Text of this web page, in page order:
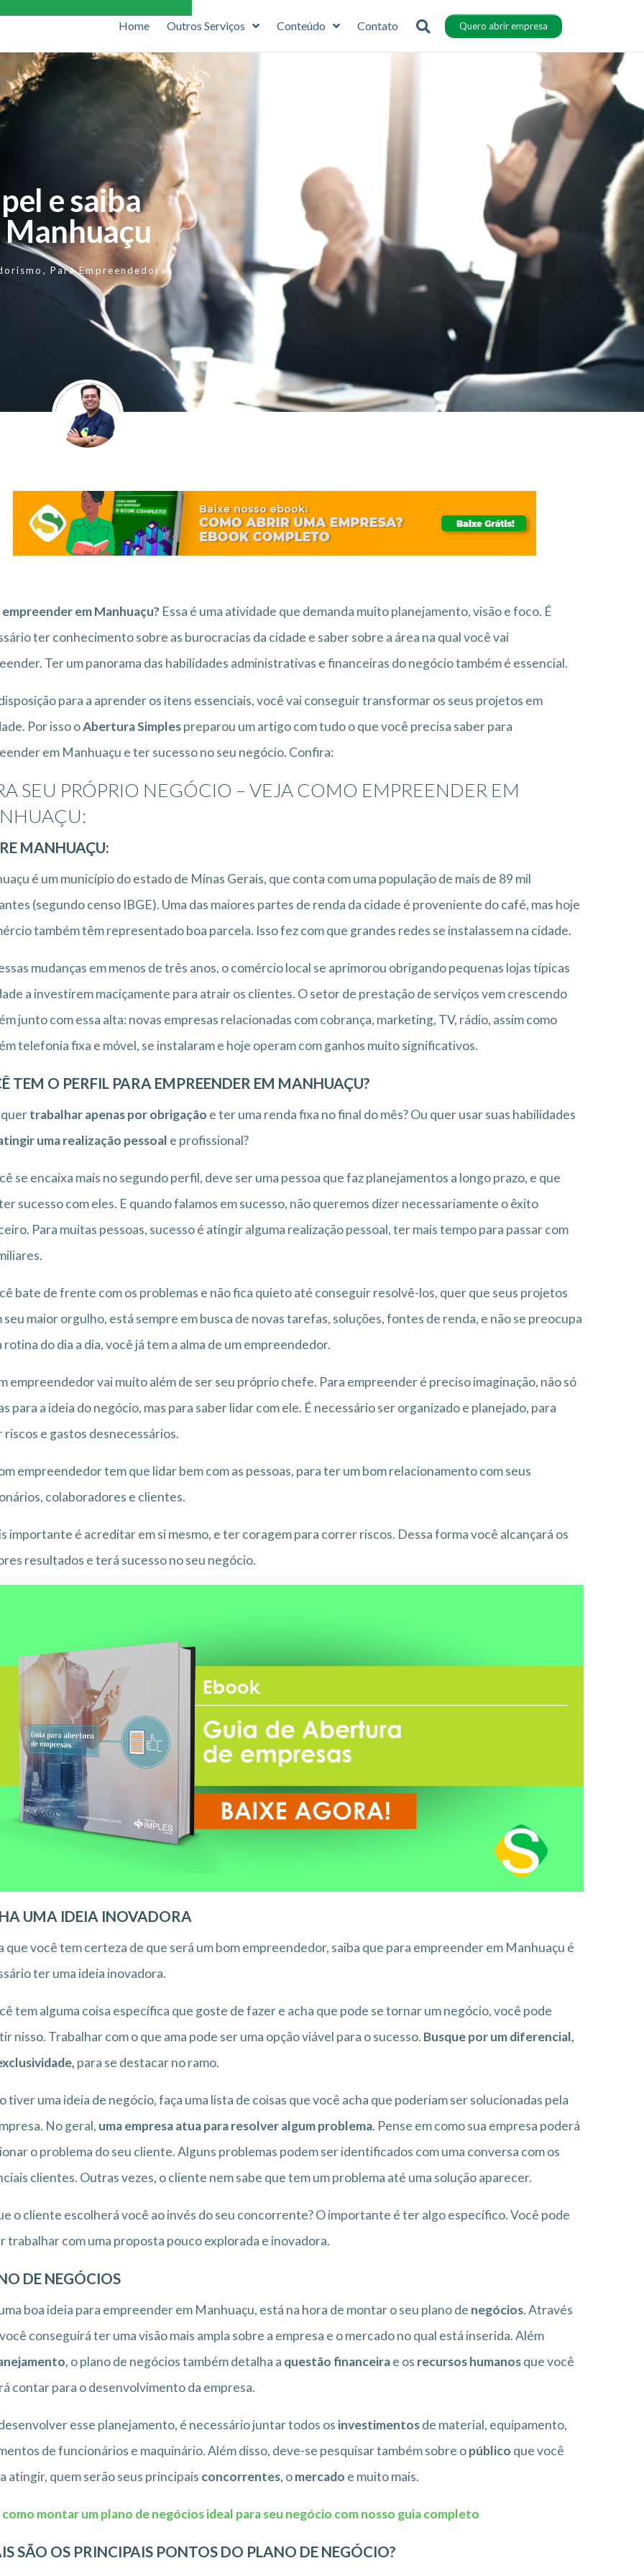
Home Outros Serviços Conteúdo Contato Quero abrir empresa
e saiba
, Para Empreendedores
em Manhuaçu? Essa é uma atividade que demanda muito planejamento, visão e foco. É
ter conhecimento sobre as burocracias da cidade e saber sobre a área na qual você vai
Ter um panorama das habilidades administrativas e financeiras do negócio também é essencial.
para a aprender os itens essenciais, você vai conseguir transformar os seus projetos em
Por isso oAbertura Simplespreparou um artigo com tudo o que você precisa saber para
em Manhuaçu e ter sucesso no seu negócio. Confira:
SEU PRÓPRIO NEGÓCIO – VEJA COMO EMPREENDER EM
MANHUAÇU:
é um município do estado de Minas Gerais, que conta com uma população de mais de 89 mil
(segundo censo IBGE). Uma das maiores partes de renda da cidade é proveniente do café, mas hoje
também têm representado boa parcela. Isso fez com que grandes redes se instalassem na cidade.
mudanças em menos de três anos, o comércio local se aprimorou obrigando pequenas lojas típicas
a investirem maciçamente para atrair os clientes. O setor de prestação de serviços vem crescendo
junto com essa alta: novas empresas relacionadas com cobrança, marketing, TV, rádio, assim como
telefonia fixa e móvel, se instalaram e hoje operam com ganhos muito significativos.
TEM O PERFIL PARA EMPREENDER EM MANHUAÇU?
trabalhar apenas por obrigação e ter uma renda fixa no final do mês? Ou quer usar suas habilidades
uma realização pessoal e profissional?
se encaixa mais no segundo perfil, deve ser uma pessoa que faz planejamentos a longo prazo, e que
sucesso com eles. E quando falamos em sucesso, não queremos dizer necessariamente o êxito
Para muitas pessoas, sucesso é atingir alguma realização pessoal, ter mais tempo para passar com
bate de frente com os problemas e não fica quieto até conseguir resolvê-los, quer que seus projetos
seu maior orgulho, está sempre em busca de novas tarefas, soluções, fontes de renda, e não se preocupa
rotina do dia a dia, você já tem a alma de um empreendedor.
empreendedor vai muito além de ser seu próprio chefe. Para empreender é preciso imaginação, não só
para a ideia do negócio, mas para saber lidar com ele. É necessário ser organizado e planejado, para
riscos e gastos desnecessários.
empreendedor tem que lidar bem com as pessoas, para ter um bom relacionamento com seus
colaboradores e clientes.
importante é acreditar em si mesmo, e ter coragem para correr riscos. Dessa forma você alcançará os
resultados e terá sucesso no seu negócio.
UMA IDEIA INOVADORA
que você tem certeza de que será um bom empreendedor, saiba que para empreender em Manhuaçu é
ter uma ideia inovadora.
tem alguma coisa específica que goste de fazer e acha que pode se tornar um negócio, você pode
nisso. Trabalhar com o que ama pode ser uma opção viável para o sucesso. Busque por um diferencial,
para se destacar no ramo.
tiver uma ideia de negócio, faça uma lista de coisas que você acha que poderiam ser solucionadas pela
No geral, uma empresa atua para resolver algum problema. Pense em como sua empresa poderá
o problema do seu cliente. Alguns problemas podem ser identificados com uma conversa com os
clientes. Outras vezes, o cliente nem sabe que tem um problema até uma solução aparecer.
o cliente escolherá você ao invés do seu concorrente? O importante é ter algo específico. Você pode
trabalhar com uma proposta pouco explorada e inovadora.
DE NEGÓCIOS
boa ideia para empreender em Manhuaçu, está na hora de montar o seu plano de negócios. Através
conseguirá ter uma visão mais ampla sobre a empresa e o mercado no qual está inserida. Além
, o plano de negócios também detalha a questão financeirae os recursos humanosque você
contar para o desenvolvimento da empresa.
esse planejamento, é necessário juntar todos os investimentosde material, equipamento,
de funcionários e maquinário. Além disso, deve-se pesquisar também sobre opúblico que você
atingir, quem serão seus principais concorrentes, omercado e muito mais.
como montar um plano de negócios ideal para seu negócio com nosso guia completo
SÃO OS PRINCIPAIS PONTOS DO PLANO DE NEGÓCIO?